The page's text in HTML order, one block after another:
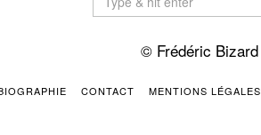
© Frédéric Bizard
CONTACT MENTIONS LÉGALES